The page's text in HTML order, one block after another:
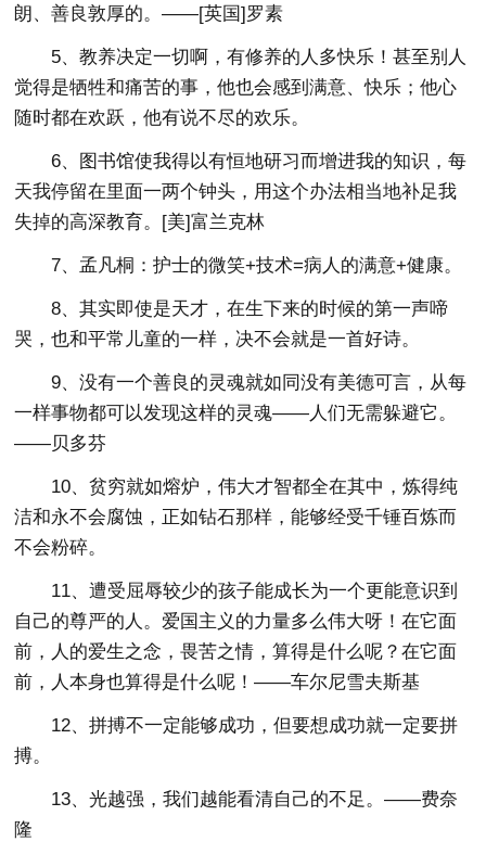
朗、善良敦厚的。——[英国]罗素
5、教养决定一切啊，有修养的人多快乐！甚至别人
觉得是牺牲和痛苦的事，他也会感到满意、快乐；他心
随时都在欢跃，他有说不尽的欢乐。
6、图书馆使我得以有恒地研习而增进我的知识，每
天我停留在里面一两个钟头，用这个办法相当地补足我
失掉的高深教育。[美]富兰克林
7、孟凡桐：护士的微笑+技术=病人的满意+健康。
8、其实即使是天才，在生下来的时候的第一声啼
哭，也和平常儿童的一样，决不会就是一首好诗。
9、没有一个善良的灵魂就如同没有美德可言，从每
一样事物都可以发现这样的灵魂——人们无需躲避它。
——贝多芬
10、贫穷就如熔炉，伟大才智都全在其中，炼得纯
洁和永不会腐蚀，正如钻石那样，能够经受千锤百炼而
不会粉碎。
11、遭受屈辱较少的孩子能成长为一个更能意识到
自己的尊严的人。爱国主义的力量多么伟大呀！在它面
前，人的爱生之念，畏苦之情，算得是什么呢？在它面
前，人本身也算得是什么呢！——车尔尼雪夫斯基
12、拼搏不一定能够成功，但要想成功就一定要拼
搏。
13、光越强，我们越能看清自己的不足。——费奈
隆